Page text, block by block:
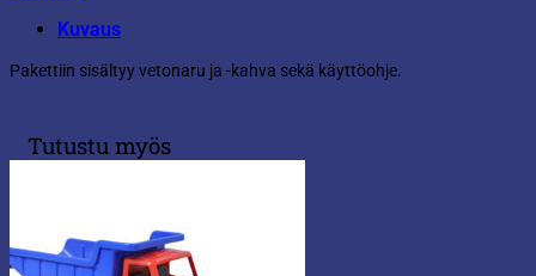
Kuvaus
Pakettiin sisältyy vetonaru ja -kahva sekä käyttöohje.
Tutustu myös